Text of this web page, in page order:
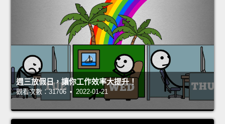
週三放假日，讓你工作效率大提升！
觀看次數：31706 • 2022-01-21